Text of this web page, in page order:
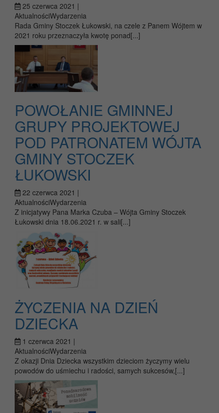
25 czerwca 2021 |
AktualnościWydarzenia
Rada Gminy Stoczek Łukowski, na czele z Panem Wójtem w
2021 roku przeznaczyła kwotę ponad[...]
POWOŁANIE GMINNEJ
GRUPY PROJEKTOWEJ
POD PATRONATEM WÓJTA
GMINY STOCZEK
ŁUKOWSKI
22 czerwca 2021 |
AktualnościWydarzenia
Z inicjatywy Pana Marka Czuba – Wójta Gminy Stoczek
Łukowski dnia 18.06.2021 r. w sali[...]
ŻYCZENIA NA DZIEŃ
DZIECKA
1 czerwca 2021 |
AktualnościWydarzenia
Z okazji Dnia Dziecka wszystkim dzieciom życzymy wielu
powodów do uśmiechu i radości, samych sukcesów,[...]